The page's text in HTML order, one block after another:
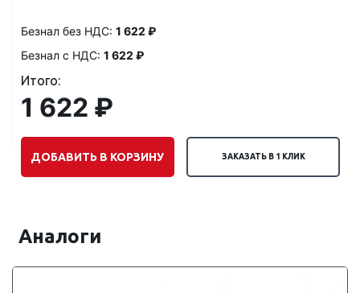
Безнал без НДС: 1 622 ₽
Безнал с НДС: 1 622 ₽
Итого:
1 622 ₽
ДОБАВИТЬ В КОРЗИНУ ЗАКАЗАТЬ В 1 КЛИК
Аналоги